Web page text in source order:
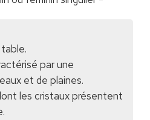
par une
et de plaines.
les cristaux présentent